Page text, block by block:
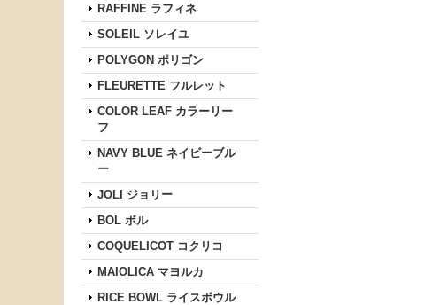
RAFFINE ラフィネ
SOLEIL ソレイユ
POLYGON ポリゴン
FLEURETTE フルレット
COLOR LEAF カラーリー
フ
NAVY BLUE ネイビーブル
ー
JOLI ジョリー
BOL ボル
COQUELICOT コクリコ
MAIOLICA マヨルカ
RICE BOWL ライスボウル